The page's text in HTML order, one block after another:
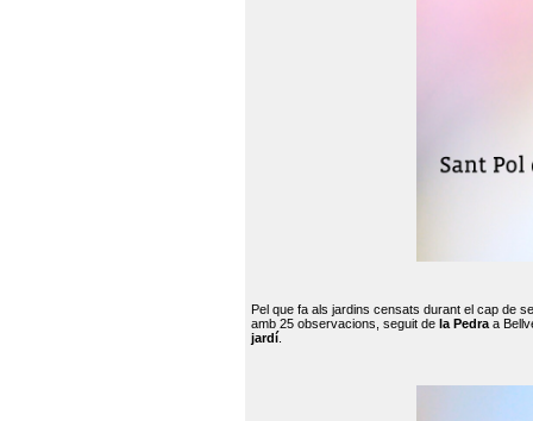
Pel que fa als jardins censats durant el cap de
amb 25 observacions, seguit de la Pedra a
jardí